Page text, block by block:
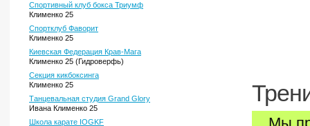
Спортивный клуб бокса Триумф
Клименко 25
Спортклуб Фаворит
Клименко 25
Киевская Федерация Крав-Мага
Клименко 25 (Гидроверфь)
Секция кикбоксинга
Клименко 25
Танцевальная студия Grand Glory
Ивана Клименко 25
Школа карате IOGKF